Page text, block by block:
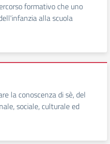
formativo che uno
alla scuola
la conoscenza di sè, del
sociale, culturale ed